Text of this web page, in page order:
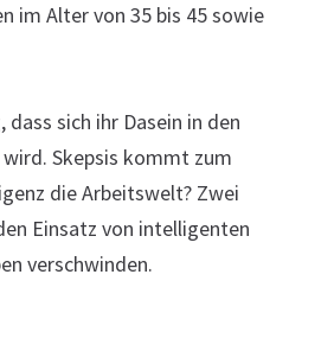
im Alter von 35 bis 45 sowie
sich ihr Dasein in den
Skepsis kommt zum
die Arbeitswelt? Zwei
Einsatz von intelligenten
verschwinden.